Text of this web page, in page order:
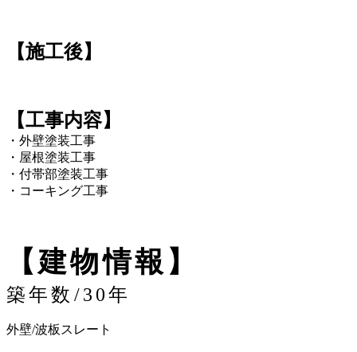
【施工後】
【工事内容】
・外壁塗装工事
・屋根塗装工事
・付帯部塗装工事
・コーキング工事
【建物情報】
築年数/30年
外壁/波板スレート